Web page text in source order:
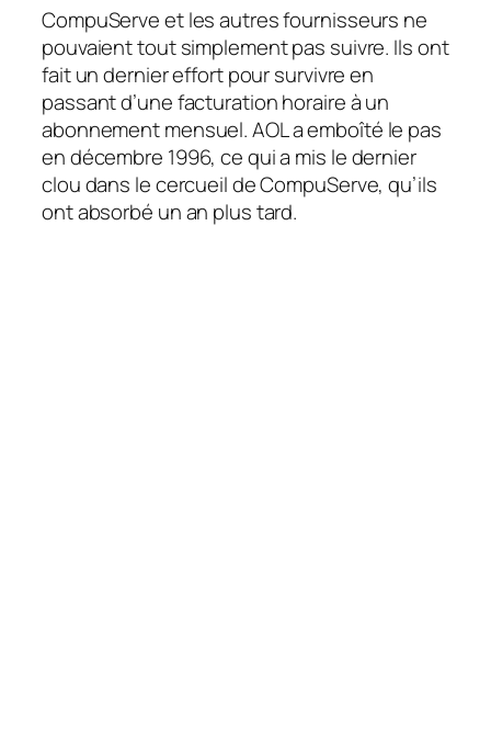
CompuServe et les autres fournisseurs ne
pouvaient tout simplement pas suivre. Ils ont
fait un dernier effort pour survivre en
passant d’une facturation horaire à un
abonnement mensuel. AOL a emboîté le pas
en décembre 1996, ce qui a mis le dernier
clou dans le cercueil de CompuServe, qu’ils
ont absorbé un an plus tard.